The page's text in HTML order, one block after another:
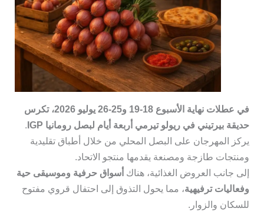
في عطلات نهاية الأسبوع 18-19 و25-26 يوليو 2026، تكرس
حديقة بيرتيني في ريولو تيرمي أربعة أيام لبصل رومانيا IGP
.
يركز المهرجان على البصل المحلي من خلال أطباق تقليدية
ومنتجات طازجة ومصنعة يقدمها منتجو الاتحاد.
إلى جانب العروض الغذائية، هناك أسواق حرفية وموسيقى حية
وفعاليات ترفيهية، مما يحول التذوق إلى احتفال قروي مفتوح
للسكان والزوار.